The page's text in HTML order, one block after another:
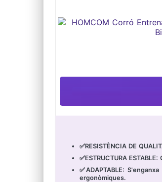
✅RESISTÈNCIA DE
✅ESTRUCTURA
✅ADAPTABLE:
ergonòmiques.